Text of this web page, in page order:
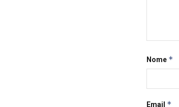
Nome *
Email *